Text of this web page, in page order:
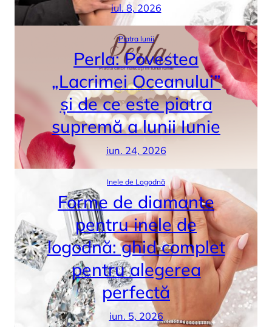
iul. 8, 2026
Piatra lunii
Perla: Povestea
„Lacrimei Oceanului”
și de ce este piatra
supremă a lunii Iunie
iun. 24, 2026
Inele de Logodnă
Forme de diamante
pentru inele de
logodnă: ghid complet
pentru alegerea
perfectă
iun. 5, 2026